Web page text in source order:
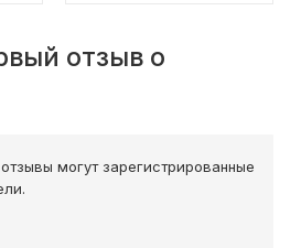
отзыв о
могут зарегистрированные